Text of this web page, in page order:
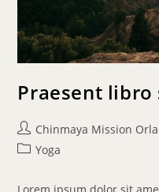
Praesent libro
Chinmaya Mission
Yoga